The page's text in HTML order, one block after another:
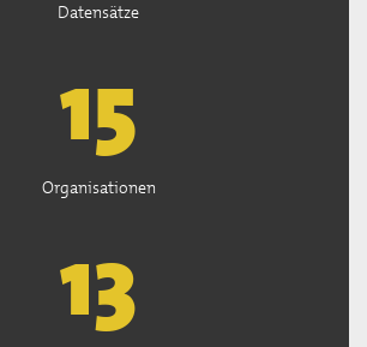
Datensätze
15
Organisationen
13